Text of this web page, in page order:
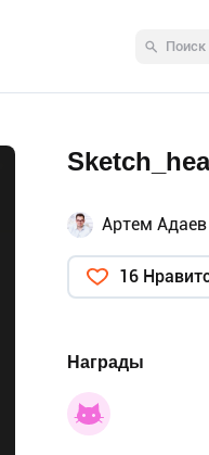
Артем Адаев
16
Награды